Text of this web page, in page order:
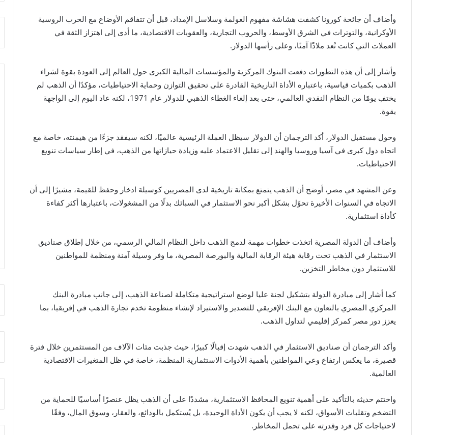
وأضاف أن جائحة كورونا كشفت هشاشة مفهوم العولمة وسلاسل الإمداد، قبل أن تتفاقم الأوضاع مع الحرب الروسية
الأوكرانية، والتوترات في الشرق الأوسط، والحروب التجارية، والعقوبات الاقتصادية، ما أدى إلى اهتزاز الثقة في
العملات التي كانت تُعد ملاذًا آمنًا، وعلى رأسها الدولار.
وأشار إلى أن هذه التطورات دفعت البنوك المركزية والمؤسسات المالية الكبرى حول العالم إلى العودة بقوة لشراء
الذهب بكميات قياسية، باعتباره الأداة التاريخية القادرة على تحقيق التوازن وحماية الاحتياطيات، مؤكدًا أن الذهب لم
يختفِ يومًا من النظام النقدي العالمي، حتى بعد إلغاء الغطاء الذهبي للدولار عام 1971، لكنه عاد اليوم إلى الواجهة
بقوة.
وحول مستقبل الدولار، أكد الترجمان أن الدولار سيظل العملة الرئيسية عالميًا، لكنه سيفقد جزءًا من هيمنته، خاصة مع
اتجاه دول كبرى في آسيا وروسيا والهند إلى تقليل الاعتماد عليه وزيادة حيازاتها من الذهب، في إطار سياسات تنويع
الاحتياطيات.
وعن المشهد في مصر، أوضح أن الذهب يتمتع بمكانة تاريخية لدى المصريين كوسيلة ادخار وحفظ للقيمة، مشيرًا إلى أن
الاتجاه في السنوات الأخيرة تحوّل بشكل أكبر نحو الاستثمار في السبائك بدلًا من المشغولات، باعتبارها أكثر كفاءة
كأداة استثمارية.
وأضاف أن الدولة المصرية اتخذت خطوات مهمة لدمج الذهب داخل النظام المالي الرسمي، من خلال إطلاق صناديق
الاستثمار في الذهب تحت رقابة هيئة الرقابة المالية والبورصة المصرية، ما وفر وسيلة آمنة ومنظمة للمواطنين
للاستثمار دون مخاطر التخزين.
كما أشار إلى مبادرة الدولة بتشكيل لجنة عليا لوضع استراتيجية متكاملة لصناعة الذهب، إلى جانب مبادرة البنك
المركزي المصري بالتعاون مع البنك الإفريقي للتصدير والاستيراد لإنشاء منظومة تخدم تجارة الذهب في إفريقيا، بما
يعزز دور مصر كمركز إقليمي لتداول الذهب.
وأكد الترجمان أن صناديق الاستثمار في الذهب شهدت إقبالًا كبيرًا، حيث جذبت مئات الآلاف من المستثمرين خلال فترة
قصيرة، ما يعكس ارتفاع وعي المواطنين بأهمية الأدوات الاستثمارية المنظمة، خاصة في ظل المتغيرات الاقتصادية
العالمية.
واختتم حديثه بالتأكيد على أهمية تنويع المحافظ الاستثمارية، مشددًا على أن الذهب يظل عنصرًا أساسيًا للحماية من
التضخم وتقلبات الأسواق، لكنه لا يجب أن يكون الأداة الوحيدة، بل يُستكمل بالودائع، والعقار، وسوق المال، وفقًا
لاحتياجات كل فرد وقدرته على تحمل المخاطر.